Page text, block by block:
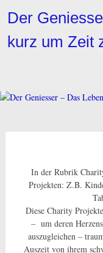
InhaltDer
kurz um Zeit
In der Rubrik
Projekten: Z.B.
Diese Charity
– um deren
auszugleichen –
Auszeit von ihrem